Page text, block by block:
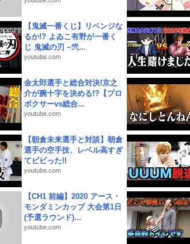
【鬼滅一番くじ】リベンジな
るか!? よゐこ有野が一番く
じ 鬼滅の刃 ~弐...
youtube.com
金太郎選手と総合対決!京之
介が腕十字を決める!?【プロ
ボクサーvs総合...
youtube.com
【朝倉未来選手と対談】朝倉
選手の空手技、レベル高すぎ
てビビった!!
youtube.com
【CH1 前編】2020 アース・
モンダミンカップ 大会第1日
(予選ラウンド)...
youtube.com